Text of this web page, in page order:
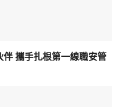
攜手扎根第一線職安管